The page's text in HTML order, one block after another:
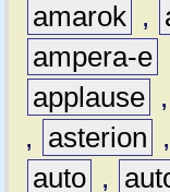
amarok ,
ampera-e
applause ,
,
asterion ,
auto ,